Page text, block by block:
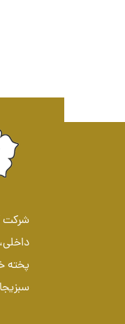
شرکت
پخته
سبزیجات